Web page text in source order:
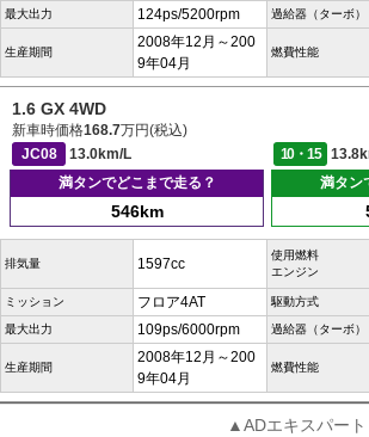
最大出力 124ps/5200rpm 過給器（ターボ）
生産期間
2008年12月～200
9年04月
燃費性能
1.6 GX 4WD
新車時価格168.7万円(税込)
JC08
13.0km/L 10・15
満タンでどこまで走る？
546km
満タン
排気量 1597cc
使用燃料
エンジン
ミッション フロア4AT 駆動方式
最大出力 109ps/6000rpm 過給器（ターボ）
生産期間
2008年12月～200
9年04月
燃費性能
▲ADエキスパー